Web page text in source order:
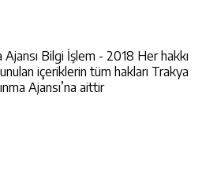
Ajansı Bilgi İşlem - 2018 Her hakkı
içeriklerin tüm hakları Trakya
Ajansı’na aittir